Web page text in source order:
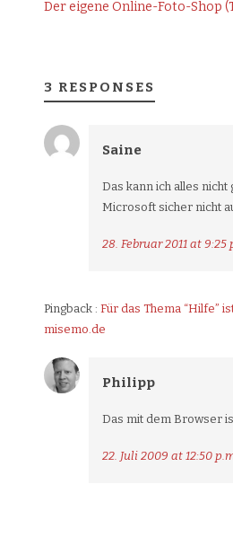
Der eigene Online-Foto-Shop
3 RESPONSES
Saine
Das kann ich alles nicht
Microsoft sicher nicht
28. Februar 2011 at 9:25
Pingback : Für das Thema “Hilfe”
misemo.de
Philipp
Das mit dem Browser
22. Juli 2009 at 12:50